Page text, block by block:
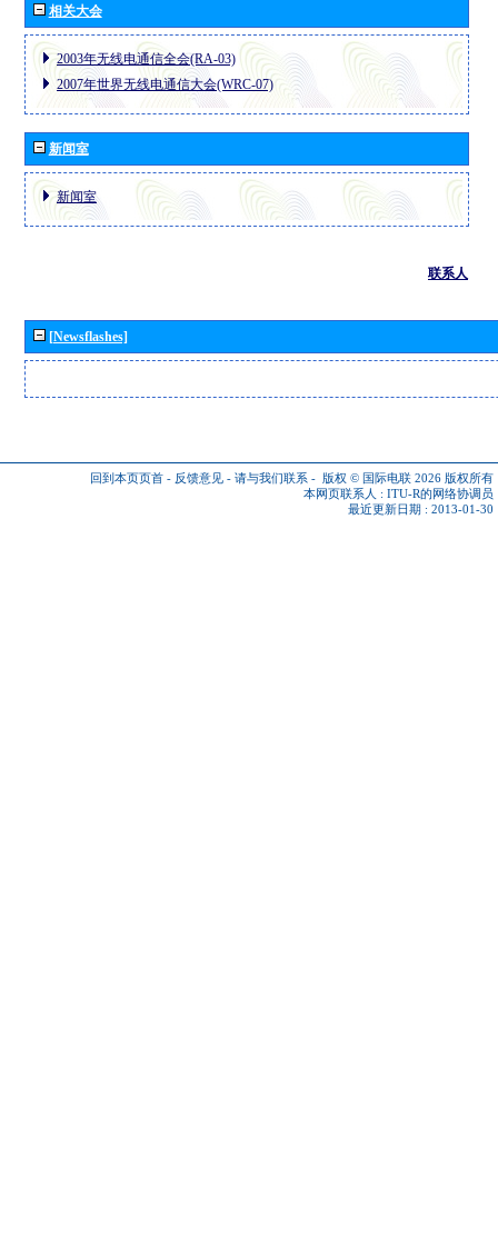
相关大会
2003年无线电通信全会(RA-03)
2007年世界无线电通信大会(WRC-07)
新闻室
新闻室
联系人
[Newsflashes]
回到本页页首 - 反馈意见 - 请与我们联系 - 版权 © 国际电联 2026 版权所有
本网页联系人 : ITU-R的网络协调员
最近更新日期 : 2013-01-30